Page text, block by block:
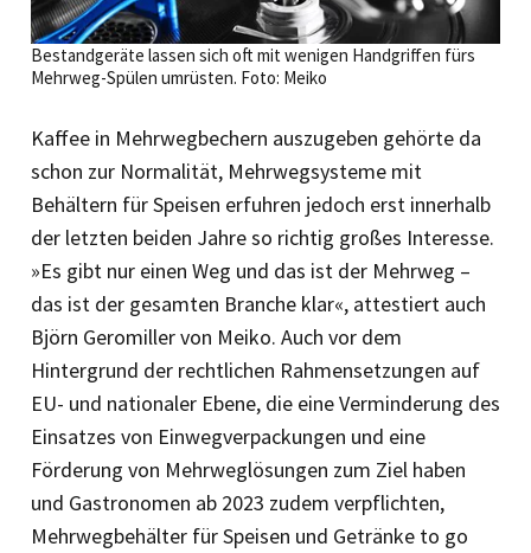
Bestandgeräte lassen sich oft mit wenigen Handgriffen fürs
Mehrweg-Spülen umrüsten. Foto: Meiko
Kaffee in Mehrwegbechern auszugeben gehörte da
schon zur Normalität, Mehrwegsysteme mit
Behältern für Speisen erfuhren jedoch erst innerhalb
der letzten beiden Jahre so richtig großes Interesse.
»Es gibt nur einen Weg und das ist der Mehrweg –
das ist der gesamten Branche klar«, attestiert auch
Björn Geromiller von Meiko. Auch vor dem
Hintergrund der rechtlichen Rahmensetzungen auf
EU- und nationaler Ebene, die eine Vermin­derung des
Einsatzes von Einwegverpackungen und eine
Förderung von Mehrweglösungen zum Ziel haben
und Gastronomen ab 2023 zudem verpflichten,
Mehrwegbehälter für Speisen und Getränke to go